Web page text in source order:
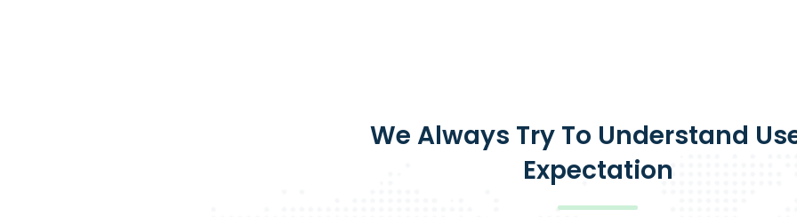
We Always Try To Understand
Expectation